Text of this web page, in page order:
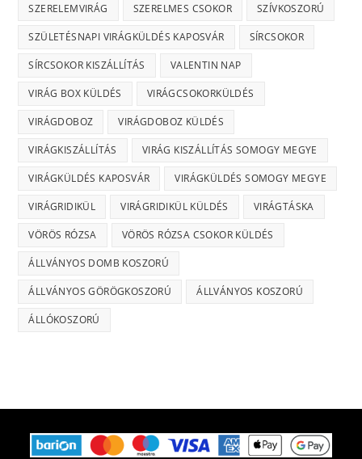
SZERELEMVIRÁG SZERELMES CSOKOR SZÍVKOSZORÚ
SZÜLETÉSNAPI VIRÁGKÜLDÉS KAPOSVÁR SÍRCSOKOR
SÍRCSOKOR KISZÁLLÍTÁS VALENTIN NAP
VIRÁG BOX KÜLDÉS VIRÁGCSOKORKÜLDÉS
VIRÁGDOBOZ VIRÁGDOBOZ KÜLDÉS
VIRÁGKISZÁLLÍTÁS VIRÁG KISZÁLLÍTÁS SOMOGY MEGYE
VIRÁGKÜLDÉS KAPOSVÁR VIRÁGKÜLDÉS SOMOGY MEGYE
VIRÁGRIDIKÜL VIRÁGRIDIKÜL KÜLDÉS VIRÁGTÁSKA
VÖRÖS RÓZSA VÖRÖS RÓZSA CSOKOR KÜLDÉS
ÁLLVÁNYOS DOMB KOSZORÚ
ÁLLVÁNYOS GÖRÖGKOSZORÚ ÁLLVÁNYOS KOSZORÚ
ÁLLÓKOSZORÚ